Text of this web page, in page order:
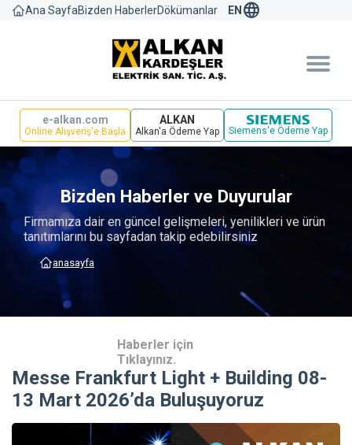
Ana SayfaBizden HaberlerDökümanlar EN language
e-alkan.com
Online Alışveriş'e Başla
ALKAN
Alkan'a Ödeme Yap Siemens'e Ödeme Yap
Bizden Haberler ve Duyurular
Firmamıza dair en güncel gelişmeleri, yenilikleri ve ürün
tanıtımlarını bu sayfadan takip edebilirsiniz
anasayfa
Haberler için
Tıklayınız.
Messe Frankfurt Light + Building 08-
13 Mart 2026’da Buluşuyoruz